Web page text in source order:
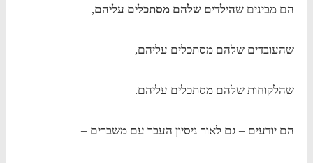
הם מבינים שהילדים שלהם מסתכלים עליהם,
שהעובדים שלהם מסתכלים עליהם,
שהלקוחות שלהם מסתכלים עליהם.
הם יודעים – גם לאור ניסיון העבר עם משברים –